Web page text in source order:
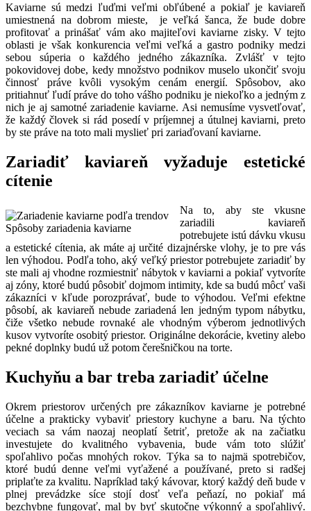
Kaviarne sú medzi ľuďmi veľmi obľúbené a pokiaľ je kaviareň
umiestnená na dobrom mieste, je veľká šanca, že bude dobre
profitovať a prinášať vám ako majiteľovi kaviarne zisky. V tejto
oblasti je však konkurencia veľmi veľká a gastro podniky medzi
sebou súperia o každého jedného zákazníka. Zvlášť v tejto
pokovidovej dobe, kedy množstvo podnikov muselo ukončiť svoju
činnosť práve kvôli vysokým cenám energií. Spôsobov, ako
pritiahnuť ľudí práve do toho vášho podniku je niekoľko a jedným z
nich je aj samotné zariadenie kaviarne. Asi nemusíme vysvetľovať,
že každý človek si rád posedí v príjemnej a útulnej kaviarni, preto
by ste práve na toto mali myslieť pri zariaďovaní kaviarne.
Zariadiť kaviareň vyžaduje estetické
cítenie
Spôsoby zariadenia kaviarne
Na to, aby ste vkusne
zariadili kaviareň
potrebujete istú dávku vkusu
a estetické cítenia, ak máte aj určité dizajnérske vlohy, je to pre vás
len výhodou. Podľa toho, aký veľký priestor potrebujete zariadiť by
ste mali aj vhodne rozmiestniť nábytok v kaviarni a pokiaľ vytvoríte
aj zóny, ktoré budú pôsobiť dojmom intimity, kde sa budú môcť vaši
zákazníci v kľude porozprávať, bude to výhodou. Veľmi efektne
pôsobí, ak kaviareň nebude zariadená len jedným typom nábytku,
čiže všetko nebude rovnaké ale vhodným výberom jednotlivých
kusov vytvoríte osobitý priestor. Originálne dekorácie, kvetiny alebo
pekné doplnky budú už potom čerešničkou na torte.
Kuchyňu a bar treba zariadiť účelne
Okrem priestorov určených pre zákazníkov kaviarne je potrebné
účelne a prakticky vybaviť priestory kuchyne a baru. Na týchto
veciach sa vám naozaj neoplatí šetriť, pretože ak na začiatku
investujete do kvalitného vybavenia, bude vám toto slúžiť
spoľahlivo počas mnohých rokov. Týka sa to najmä spotrebičov,
ktoré budú denne veľmi vyťažené a používané, preto si radšej
priplaťte za kvalitu. Napríklad taký kávovar, ktorý každý deň bude v
plnej prevádzke síce stojí dosť veľa peňazí, no pokiaľ má
bezchybne fungovať, mal by byť skutočne výkonný a spoľahlivý.